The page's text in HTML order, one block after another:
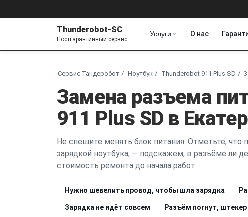
Thunderobot-SC
Постгарантийный сервис
Услуги О нас
Сервис Тандеробот Ноутбук Thunderobot 911 Plus SD
Замена разъема
911 Plus SD в
Не спешите менять блок питания. Отметьте, что
зарядкой ноутбука, — подскажем, в разъёме ли
стоимость ремонта до начала работ.
Нужно шевелить провод, чтобы шла зарядка
Зарядка не идёт совсем Разъём погнут, штекер